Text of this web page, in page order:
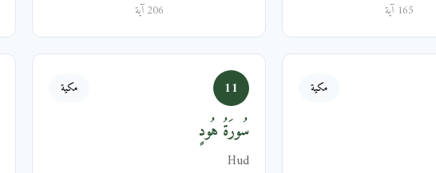
165 آية 206 آية
مكية 11 مكية
سُورَةُ هُودٍ
Hud